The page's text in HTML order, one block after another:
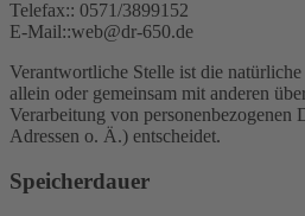
Telefax:: 0571/3899152
E-Mail::web@dr-650.de
Verantwortliche Stelle ist die
allein oder gemeinsam mit anderen
Verarbeitung von
Adressen o. Ä.) entscheidet.
Speicherdauer